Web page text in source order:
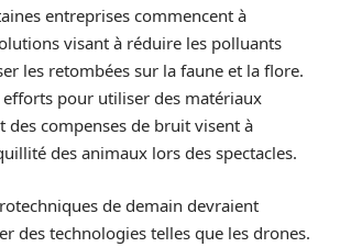
entreprises commencent à
visant à réduire les polluants
les retombées sur la faune et la flore.
efforts pour utiliser des matériaux
des compenses de bruit visent à
des animaux lors des spectacles.
de demain devraient
des technologies telles que les drones.